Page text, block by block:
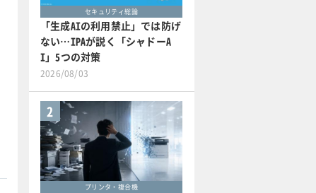
セキュリティ総論
「生成AIの利用禁止」では防げ
ない…IPAが説く「シャドーA
I」5つの対策
2026/08/03
2
プリンタ・複合機